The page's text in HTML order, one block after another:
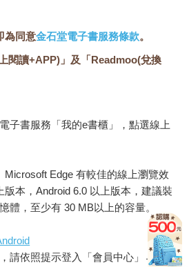
為同意金石堂電子書服務條款。
閱讀+APP)」及「Readmoo(兌換
子書服務「我的e書櫃」，點選線上
Microsoft Edge 有較佳的線上瀏覽效
版本，Android 6.0 以上版本，建議裝
體，至少有 30 MB以上的容量。
請依照提示登入「會員中心」→「我